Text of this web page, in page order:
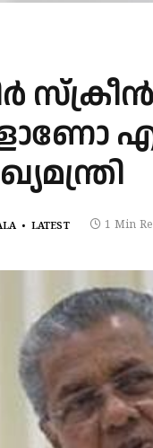
LATEST 1 Min